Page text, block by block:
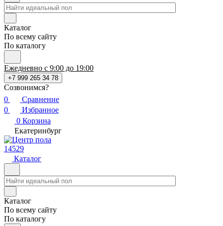
Каталог
По всему сайту
По каталогу
Ежедневно с 9:00 до 19:00
+7 999 265 34 78
Созвонимся?
0
Сравнение
0
Избранное
0 Корзина
Екатеринбург
14529
Каталог
Каталог
По всему сайту
По каталогу